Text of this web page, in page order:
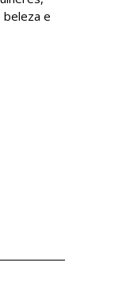
beleza e